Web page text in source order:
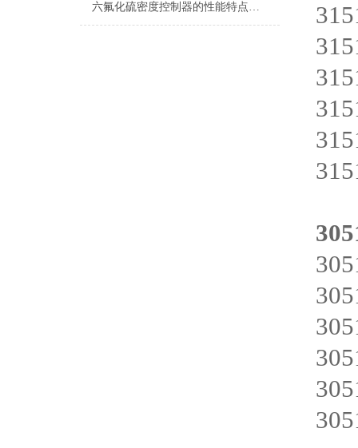
六氟化硫密度控制器的性能特点与操作维护方式